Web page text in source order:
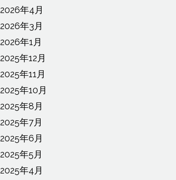
2026年4月
2026年3月
2026年1月
2025年12月
2025年11月
2025年10月
2025年8月
2025年7月
2025年6月
2025年5月
2025年4月